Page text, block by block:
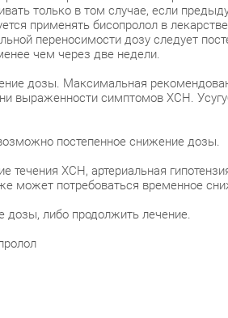
только в том случае, если
применять бисопролол в
переносимости дозу следует
чем через две недели.
дозы. Максимальная
выраженности симптомов ХСН.
постепенное снижение дозы.
ХСН, артериальная
может потребоваться временное
дозы, либо продолжить лечение.